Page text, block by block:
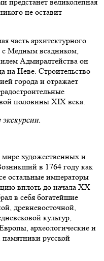
не оставит
часть архитектурного
с Медным всадником,
Адмиралтейства он
на Неве. Строительство
города и отражает
половины XIX века.
художественных и
в 1764 году как
остальные императоры
вплоть до начала XX
в себя богатейшие
древневосточной,
культур,
археологические и
русской